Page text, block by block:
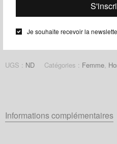
Je souhaite recevoir la
Partager
UGS : ND Catégories : Femme,
Informations complémentaires